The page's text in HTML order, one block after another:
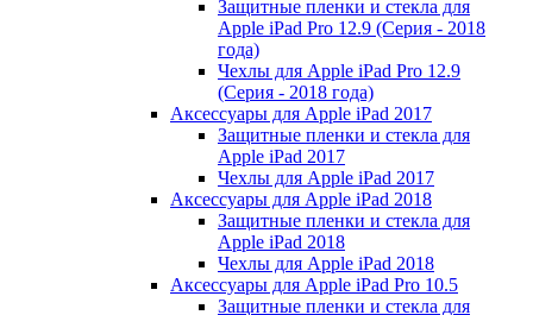
Защитные пленки и стекла для
Apple iPad Pro 12.9 (Серия - 2018
года)
Чехлы для Apple iPad Pro 12.9
(Серия - 2018 года)
Аксессуары для Apple iPad 2017
Защитные пленки и стекла для
Apple iPad 2017
Чехлы для Apple iPad 2017
Аксессуары для Apple iPad 2018
Защитные пленки и стекла для
Apple iPad 2018
Чехлы для Apple iPad 2018
Аксессуары для Apple iPad Pro 10.5
Защитные пленки и стекла для